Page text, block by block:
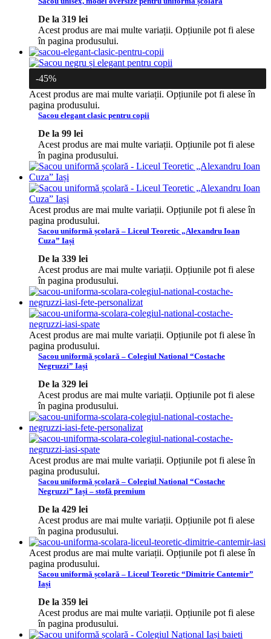
De la 319 lei
Acest produs are mai multe variații. Opțiunile pot fi alese
în pagina produsului.
-45%
Acest produs are mai multe variații. Opțiunile pot fi alese în
pagina produsului.
Sacou elegant clasic pentru copii
De la 99 lei
Acest produs are mai multe variații. Opțiunile pot fi alese
în pagina produsului.
Acest produs are mai multe variații. Opțiunile pot fi alese în
pagina produsului.
Sacou uniformă școlară – Liceul Teoretic „Alexandru Ioan
Cuza” Iași
De la 339 lei
Acest produs are mai multe variații. Opțiunile pot fi alese
în pagina produsului.
Acest produs are mai multe variații. Opțiunile pot fi alese în
pagina produsului.
Sacou uniformă școlară – Colegiul National “Costache
Negruzzi” Iași
De la 329 lei
Acest produs are mai multe variații. Opțiunile pot fi alese
în pagina produsului.
Acest produs are mai multe variații. Opțiunile pot fi alese în
pagina produsului.
Sacou uniformă școlară – Colegiul National “Costache
Negruzzi” Iași – stofă premium
De la 429 lei
Acest produs are mai multe variații. Opțiunile pot fi alese
în pagina produsului.
Acest produs are mai multe variații. Opțiunile pot fi alese în
pagina produsului.
Sacou uniformă școlară – Liceul Teoretic “Dimitrie Cantemir”
Iași
De la 359 lei
Acest produs are mai multe variații. Opțiunile pot fi alese
în pagina produsului.